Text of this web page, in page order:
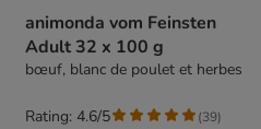
animonda vom Feinsten
Adult 32 x 100 g
bœuf, blanc de poulet et herbes
Rating: 4.6/5 (39)